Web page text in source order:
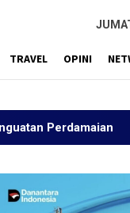
TRAVEL OPINI